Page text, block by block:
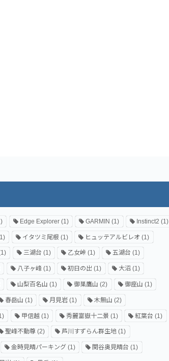
Edge Explorer(1) GARMIN (1) Instinct2 (1)
イタツミ尾根 (1) ヒュッテアルビレオ (1)
三湖台 (1) 乙女峠 (1) 五湖台 (1)
八子ヶ峰(1) 初日の出 (1) 大沼 (1)
山梨百名山 (1) 御巣鷹山 (2) 御座山 (1)
春岳山 (1) 月見岩 (1) 木無山 (2)
甲信越(1) 秀麗富嶽十二景 (1) 紅葉台 (1)
聖峰不動尊(2) 芦川すずらん群生地 (1)
金時見晴パーキング(1) 関谷奥見晴台 (1)